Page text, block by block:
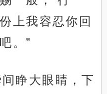
上我容忍你回
。”
睁大眼睛，下